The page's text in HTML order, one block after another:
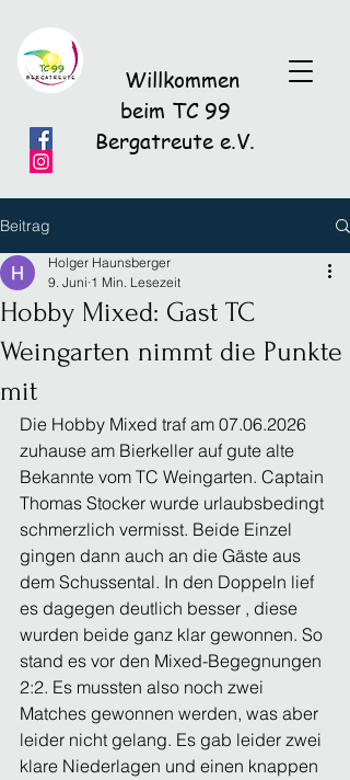
Willkommen
beim TC 99
Bergatreute e.V.
Beitrag
Hobby Mixed: Gast TC
Weingarten nimmt die Punkte
mit
Holger Haunsberger
9. Juni 1 Min. Lesezeit
Die Hobby Mixed traf am 07.06.2026
zuhause am Bierkeller auf gute alte
Bekannte vom TC Weingarten. Captain
Thomas Stocker wurde urlaubsbedingt
schmerzlich vermisst. Beide Einzel
gingen dann auch an die Gäste aus
dem Schussental. In den Doppeln lief
es dagegen deutlich besser , diese
wurden beide ganz klar gewonnen. So
stand es vor den Mixed-Begegnungen
2:2. Es mussten also noch zwei
Matches gewonnen werden, was aber
leider nicht gelang. Es gab leider zwei
klare Niederlagen und einen knappen